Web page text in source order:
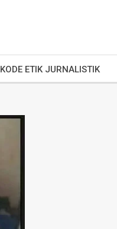
KODE ETIK JURNALISTIK